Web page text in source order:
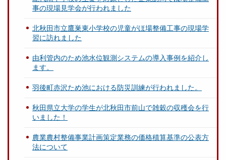
事の現場見学会が行われました
北秋田市立鷹巣東小学校の児童がほ場整備工事の現場学
習に訪れました
由利管内のため池水位観測システムの導入事例を紹介し
ます。
羽後町赤沢ため池における防災訓練が行われました。
秋田県立大学の学生が北秋田市前山で雑穀の収穫会を行
いました！
農業農村整備事業計画策定業務の価格積算基準の公表方
法について